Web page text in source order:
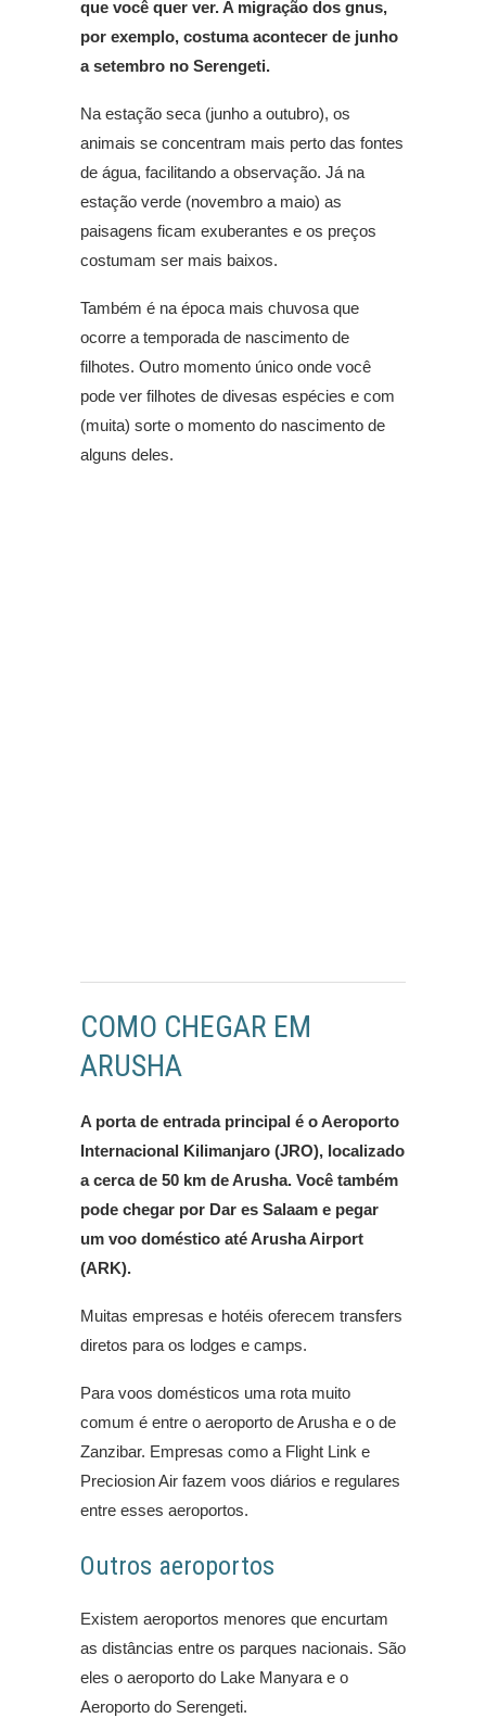
que você quer ver. A migração dos gnus,
por exemplo, costuma acontecer de junho
a setembro no Serengeti.
Na estação seca (junho a outubro), os
animais se concentram mais perto das fontes
de água, facilitando a observação. Já na
estação verde (novembro a maio) as
paisagens ficam exuberantes e os preços
costumam ser mais baixos.
Também é na época mais chuvosa que
ocorre a temporada de nascimento de
filhotes. Outro momento único onde você
pode ver filhotes de divesas espécies e com
(muita) sorte o momento do nascimento de
alguns deles.
COMO CHEGAR EM
ARUSHA
A porta de entrada principal é o Aeroporto
Internacional Kilimanjaro (JRO), localizado
a cerca de 50 km de Arusha. Você também
pode chegar por Dar es Salaam e pegar
um voo doméstico até Arusha Airport
(ARK).
Muitas empresas e hotéis oferecem transfers
diretos para os lodges e camps.
Para voos domésticos uma rota muito
comum é entre o aeroporto de Arusha e o de
Zanzibar. Empresas como a Flight Link e
Preciosion Air fazem voos diários e regulares
entre esses aeroportos.
Outros aeroportos
Existem aeroportos menores que encurtam
as distâncias entre os parques nacionais. São
eles o aeroporto do Lake Manyara e o
Aeroporto do Serengeti.